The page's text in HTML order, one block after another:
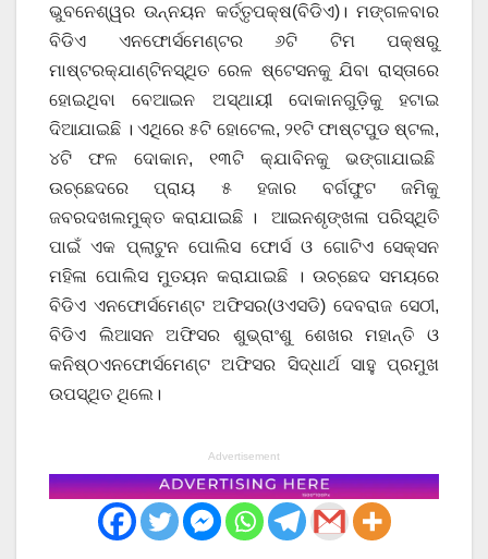
ଭୁବନେଶ୍ୱର ଉନ୍ନୟନ କର୍ତ୍ତୃପକ୍ଷ(ବିଡିଏ)। ମଙ୍ଗଳବାର
ବିଡିଏ ଏନଫୋର୍ସମେଣ୍ଟର ୬ଟି ଟିମ ପକ୍ଷରୁ
ମାଷ୍ଟରକ୍ଯାଣ୍ଟିନସ୍ଥିତ ରେଳ ଷ୍ଟେସନକୁ ଯିବା ରାସ୍ତାରେ
ହୋଇଥିବା ବେଆଇନ ଅସ୍ଥାୟୀ ଦୋକାନଗୁଡ଼ିକୁ ହଟାଇ
ଦିଆଯାଇଛି । ଏଥିରେ ୫ଟି ହୋଟେଲ, ୨୧ଟି ଫାଷ୍ଟପୁଡ ଷ୍ଟଲ,
୪ଟି ଫଳ ଦୋକାନ, ୧୩ଟି କ୍ଯାବିନକୁ ଭଙ୍ଗାଯାଇଛି
ଉଚ୍ଛେଦରେ ପ୍ରାୟ ୫ ହଜାର ବର୍ଗଫୁଟ ଜମିକୁ
ଜବରଦଖଲମୁକ୍ତ କରାଯାଇଛି । ଆଇନଶୃଙ୍ଖଳା ପରିସ୍ଥିତି
ପାଇଁ ଏକ ପ୍ଲାଟୁନ ପୋଲିସ ଫୋର୍ସ ଓ ଗୋଟିଏ ସେକ୍ସନ
ମହିଳା ପୋଲିସ ମୁତୟନ କରାଯାଇଛି । ଉଚ୍ଛେଦ ସମୟରେ
ବିଡିଏ ଏନଫୋର୍ସମେଣ୍ଟ ଅଫିସର(ଓଏସଡି) ଦେବରାଜ ସେଠୀ,
ବିଡିଏ ଲିଆସନ ଅଫିସର ଶୁଭ୍ରାଂଶୁ ଶେଖର ମହାନ୍ତି ଓ
କନିଷ୍ଠଏନଫୋର୍ସମେଣ୍ଟ ଅଫିସର ସିଦ୍ଧାର୍ଥ ସାହୁ ପ୍ରମୁଖ
ଉପସ୍ଥିତ ଥିଲେ।
Advertisement